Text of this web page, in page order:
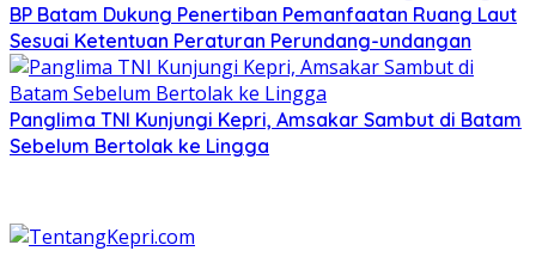
BP Batam Dukung Penertiban Pemanfaatan Ruang Laut
Sesuai Ketentuan Peraturan Perundang-undangan
Panglima TNI Kunjungi Kepri, Amsakar Sambut di Batam
Sebelum Bertolak ke Lingga